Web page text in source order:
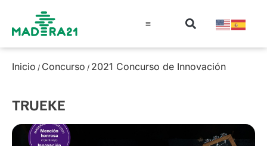
Inicio / Concurso / 2021 Concurso de Innovación
TRUEKE